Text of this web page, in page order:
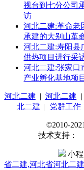
视台到七分公司
访
河北二建:革命老
承建的大别山革
河北二建:寿阳县
供热项目进行采
河北二建:张家口
产业孵化基地项
河北二建 | 河北二建 |
北二建 | 党群工作
©2010-
技术支持：
小
省二建,河北省河北二